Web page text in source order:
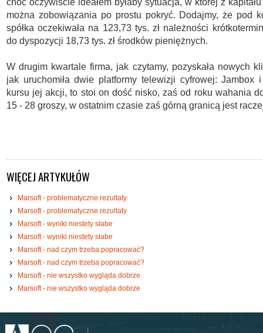
można zobowiązania po prostu pokryć. Dodajmy, że pod
spółka oczekiwała na 123,73 tys. zł należności
do dyspozycji 18,73 tys. zł środków pieniężnych.
W drugim kwartale firma, jak czytamy, pozyskała nowych
jak uruchomiła dwie platformy telewizji cyfrowej: Jambox
kursu jej akcji, to stoi on dość nisko, zaś od roku wahania
15 - 28 groszy, w ostatnim czasie zaś górną granicą jest
WIĘCEJ ARTYKUŁÓW
Marsoft - problematyczne rezultaty
Marsoft - problematyczne rezultaty
Marsoft - wyniki niestety słabe
Marsoft - wyniki niestety słabe
Marsoft - nad czym trzeba popracować?
Marsoft - nad czym trzeba popracować?
Marsoft - nie wszystko wygląda dobrze
Marsoft - nie wszystko wygląda dobrze